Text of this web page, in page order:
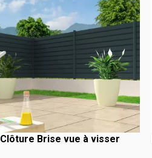
Clôture Brise vue à visser